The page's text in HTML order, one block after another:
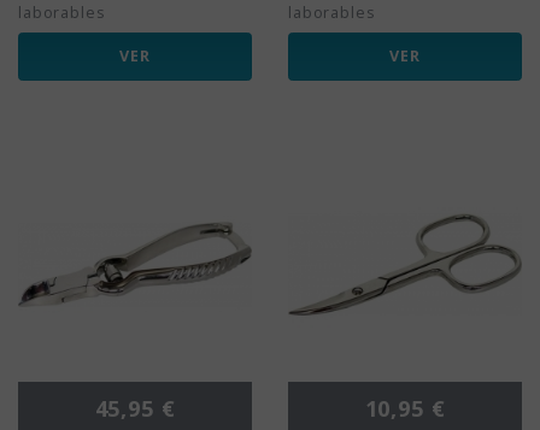
laborables
VER
laborables
VER
Precio
45,95 € Precio
10,95 €